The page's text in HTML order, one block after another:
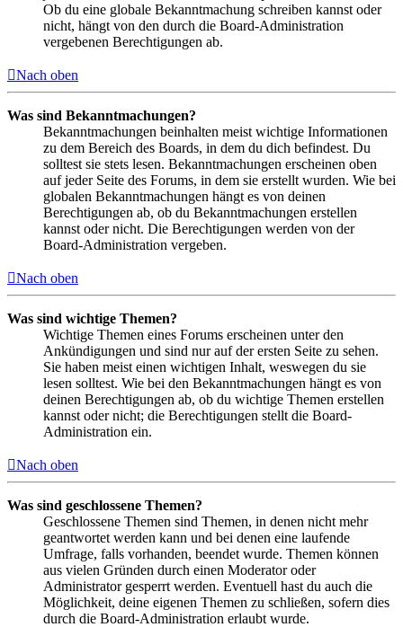
Ob du eine globale Bekanntmachung schreiben kannst oder
nicht, hängt von den durch die Board-Administration
vergebenen Berechtigungen ab.
Nach oben
Was sind Bekanntmachungen?
Bekanntmachungen beinhalten meist wichtige Informationen
zu dem Bereich des Boards, in dem du dich befindest. Du
solltest sie stets lesen. Bekanntmachungen erscheinen oben
auf jeder Seite des Forums, in dem sie erstellt wurden. Wie bei
globalen Bekanntmachungen hängt es von deinen
Berechtigungen ab, ob du Bekanntmachungen erstellen
kannst oder nicht. Die Berechtigungen werden von der
Board-Administration vergeben.
Nach oben
Was sind wichtige Themen?
Wichtige Themen eines Forums erscheinen unter den
Ankündigungen und sind nur auf der ersten Seite zu sehen.
Sie haben meist einen wichtigen Inhalt, weswegen du sie
lesen solltest. Wie bei den Bekanntmachungen hängt es von
deinen Berechtigungen ab, ob du wichtige Themen erstellen
kannst oder nicht; die Berechtigungen stellt die Board-
Administration ein.
Nach oben
Was sind geschlossene Themen?
Geschlossene Themen sind Themen, in denen nicht mehr
geantwortet werden kann und bei denen eine laufende
Umfrage, falls vorhanden, beendet wurde. Themen können
aus vielen Gründen durch einen Moderator oder
Administrator gesperrt werden. Eventuell hast du auch die
Möglichkeit, deine eigenen Themen zu schließen, sofern dies
durch die Board-Administration erlaubt wurde.